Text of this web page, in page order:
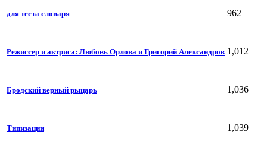
для теста словаря 962
Режиссер и актриса: Любовь Орлова и Григорий Александров 1,012
Бродский верный рыцарь 1,036
Типизации 1,039